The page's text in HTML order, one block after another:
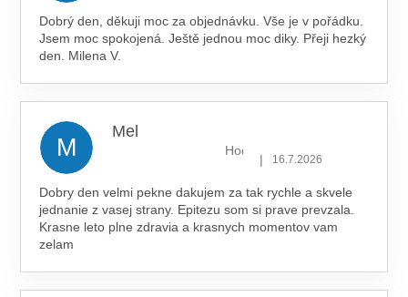
Dobrý den, děkuji moc za objednávku. Vše je v pořádku.
Jsem moc spokojená. Ještě jednou moc diky. Přeji hezký
den. Milena V.
M
Mel
Hodnocení obchodu je 5 z 5
| 16.7.2026
Dobry den velmi pekne dakujem za tak rychle a skvele
jednanie z vasej strany. Epitezu som si prave prevzala.
Krasne leto plne zdravia a krasnych momentov vam
zelam